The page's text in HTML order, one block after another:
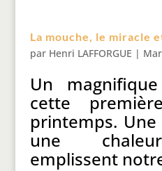
La mouche, le miracle
par Henri LAFFORGUE |
Un
cette
printemps.
une
emplissent